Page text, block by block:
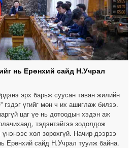
нь Ерөнхий сайд Н.Учрал
эрх барьж суусан таван жилийн
гэдэг үгийг мөн ч их ашиглаж билээ.
цаг үе нь дотоодын хэдэн аж
тэдэнтэйгээ зодолдож
хол зөрөхгүй. Начир дээрээ
Ерөнхий сайд Н.Учрал туулж байна.